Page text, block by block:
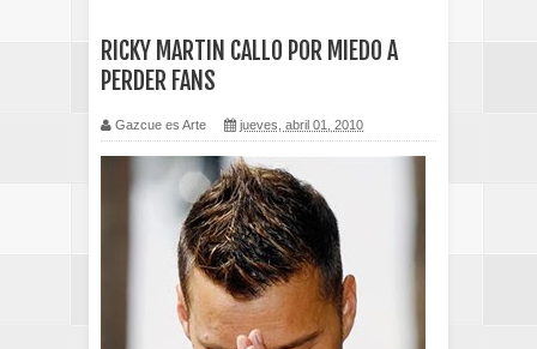
RICKY MARTIN CALLO POR MIEDO A
PERDER FANS
Gazcue es Arte jueves, abril 01, 2010